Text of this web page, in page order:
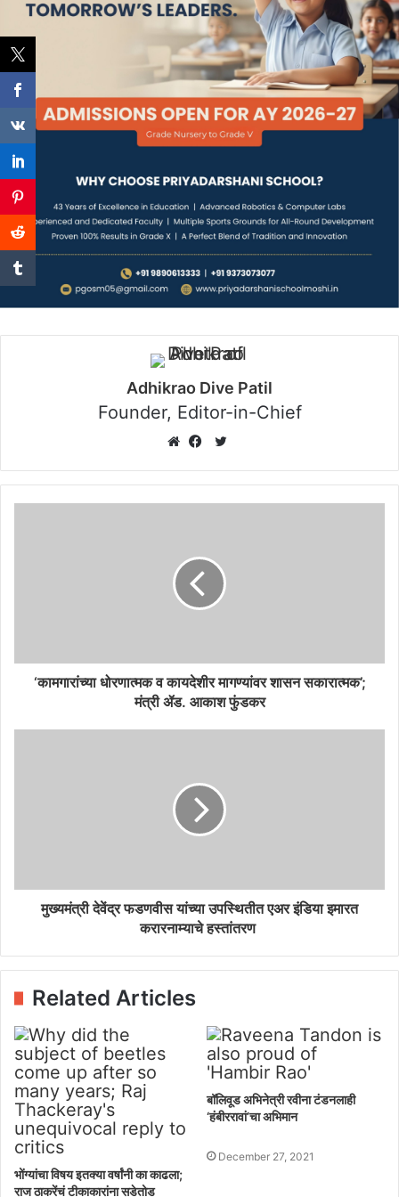
Adhikrao Dive Patil
Founder, Editor-in-Chief
Twitter
‘कामगारांच्या धोरणात्मक व कायदेशीर मागण्यांवर शासन सकारात्मक’;
मंत्री ॲड. आकाश फुंडकर
मुख्यमंत्री देवेंद्र फडणवीस यांच्या उपस्थितीत एअर इंडिया इमारत
करारनाम्याचे हस्तांतरण
Related Articles
भोंग्यांचा विषय इतक्या वर्षांनी का काढला;
राज ठाकरेंचं टीकाकारांना सडेतोड
बॉलिवूड अभिनेत्री रवीना टंडनलाही
‘हंबीररावां’चा अभिमान
December 27, 2021